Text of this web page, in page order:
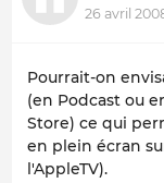
26 avril
Pourrait-on
(en Podcast ou
Store) ce qui
en plein écran
l'AppleTV).